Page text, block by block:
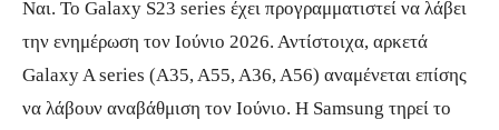
Ναι. Το Galaxy S23 series έχει προγραμματιστεί να λάβει
την ενημέρωση τον Ιούνιο 2026. Αντίστοιχα, αρκετά
Galaxy A series (A35, A55, A36, A56) αναμένεται επίσης
να λάβουν αναβάθμιση τον Ιούνιο. Η Samsung τηρεί το